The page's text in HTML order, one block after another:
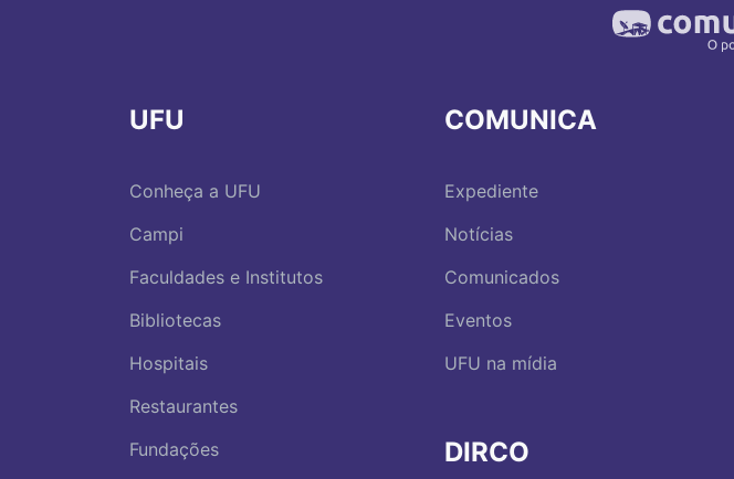
UFU
Conheça a UFU
Campi
Faculdades e Institutos
Bibliotecas
Hospitais
Restaurantes
Fundações
COMUNICA
Expediente
Notícias
Comunicados
Eventos
UFU na mídia
DIRCO